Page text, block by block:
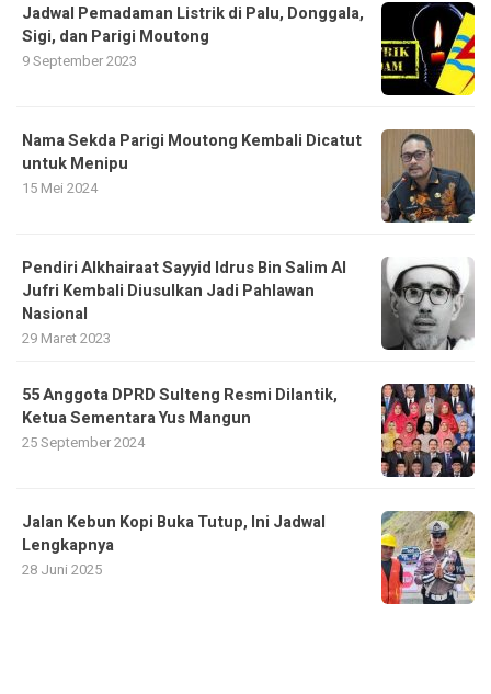
Jadwal Pemadaman Listrik di Palu, Donggala,
Sigi, dan Parigi Moutong
9 September 2023
Nama Sekda Parigi Moutong Kembali Dicatut
untuk Menipu
15 Mei 2024
Pendiri Alkhairaat Sayyid Idrus Bin Salim Al
Jufri Kembali Diusulkan Jadi Pahlawan
Nasional
29 Maret 2023
55 Anggota DPRD Sulteng Resmi Dilantik,
Ketua Sementara Yus Mangun
25 September 2024
Jalan Kebun Kopi Buka Tutup, Ini Jadwal
Lengkapnya
28 Juni 2025